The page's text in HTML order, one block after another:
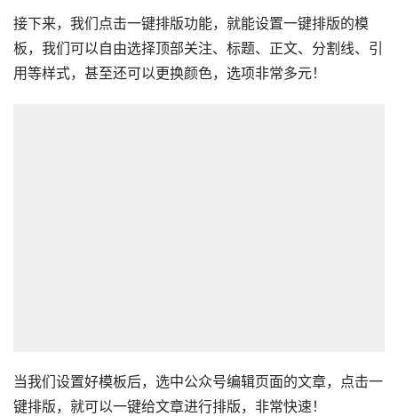
接下来，我们点击一键排版功能，就能设置一键排版的模
板，我们可以自由选择顶部关注、标题、正文、分割线、引
用等样式，甚至还可以更换颜色，选项非常多元！
当我们设置好模板后，选中公众号编辑页面的文章，点击一
键排版，就可以一键给文章进行排版，非常快速！